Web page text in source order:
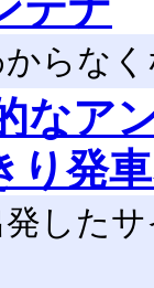
らな
なア
り発
発した